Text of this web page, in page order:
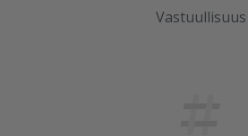
Vastuullisuus